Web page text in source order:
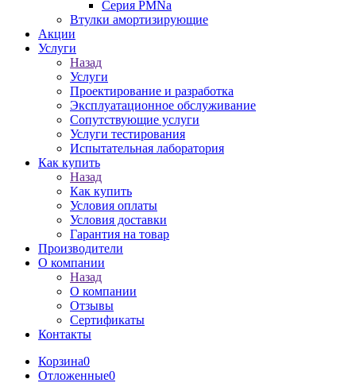
Серия PMNa
Втулки амортизирующие
Акции
Услуги
Назад
Услуги
Проектирование и разработка
Эксплуатационное обслуживание
Сопутствующие услуги
Услуги тестирования
Испытательная лаборатория
Как купить
Назад
Как купить
Условия оплаты
Условия доставки
Гарантия на товар
Производители
О компании
Назад
О компании
Отзывы
Сертификаты
Контакты
Корзина0
Отложенные0